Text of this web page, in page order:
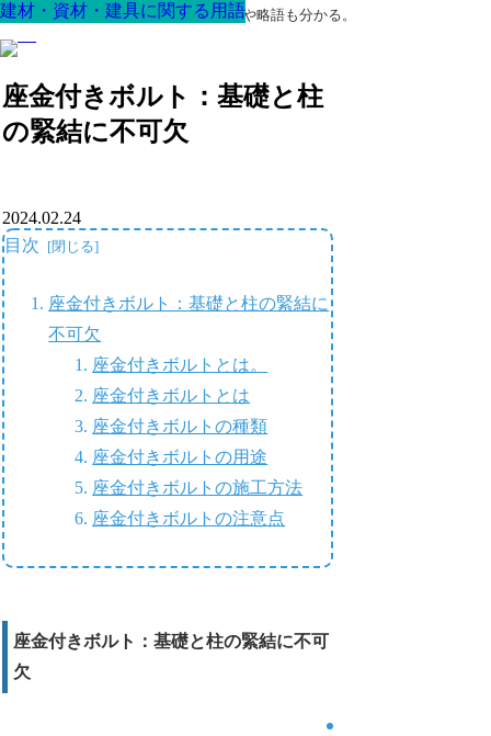
最高の家を作るための知識！専門用語や略語も分かる。
座金付きボルト：基礎と柱
の緊結に不可欠
建材・資材・建具に関する用語
2024.02.24
目次
座金付きボルト：基礎と柱の緊結に
不可欠
座金付きボルトとは。
座金付きボルトとは
座金付きボルトの種類
座金付きボルトの用途
座金付きボルトの施工方法
座金付きボルトの注意点
座金付きボルト：基礎と柱の緊結に不可
欠
建材・資材・建具に関する用語
建材・資材・建具に関する用語
建材・資材・建具に関する用語
建材・資材・建具に関する用語
建材・資材・建具に関する用語
建材・資材・建具に関する用語